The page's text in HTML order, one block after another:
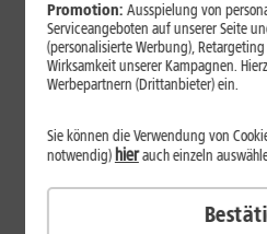
Promotion: Ausspielung von
Serviceangeboten auf unserer Seite
(personalisierte Werbung),
Wirksamkeit unserer Kampagnen.
Werbepartnern (Drittanbieter) ein.
Sie können die Verwendung von
notwendig) hierauch einzeln